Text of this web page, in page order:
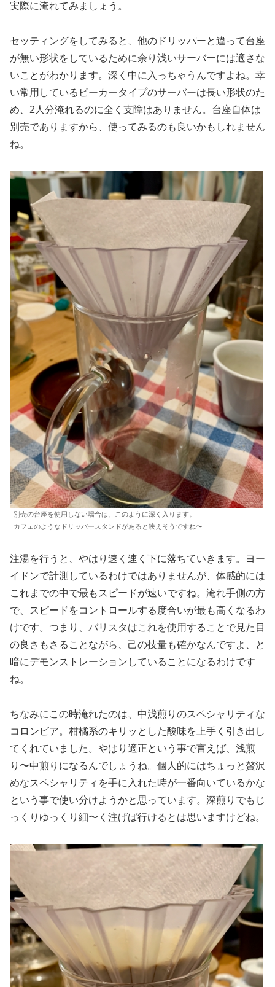
実際に淹れてみましょう。
セッティングをしてみると、他のドリッパーと違って台座
が無い形状をしているために余り浅いサーバーには適さな
いことがわかります。深く中に入っちゃうんですよね。幸
い常用しているビーカータイプのサーバーは長い形状のた
め、2人分淹れるのに全く支障はありません。台座自体は
別売でありますから、使ってみるのも良いかもしれません
ね。
別売の台座を使用しない場合は、このように深く入ります。
カフェのようなドリッパースタンドがあると映えそうですね〜
注湯を行うと、やはり速く速く下に落ちていきます。ヨー
イドンで計測しているわけではありませんが、体感的には
これまでの中で最もスピードが速いですね。淹れ手側の方
で、スピードをコントロールする度合いが最も高くなるわ
けです。つまり、バリスタはこれを使用することで見た目
の良さもさることながら、己の技量も確かなんですよ、と
暗にデモンストレーションしていることになるわけです
ね。
ちなみにこの時淹れたのは、中浅煎りのスペシャリティな
コロンビア。柑橘系のキリッとした酸味を上手く引き出し
てくれていました。やはり適正という事で言えば、浅煎
り〜中煎りになるんでしょうね。個人的にはちょっと贅沢
めなスペシャリティを手に入れた時が一番向いているかな
という事で使い分けようかと思っています。深煎りでもじ
っくりゆっくり細〜く注げば行けるとは思いますけどね。